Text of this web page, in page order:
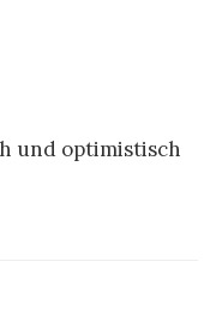
und optimistisch